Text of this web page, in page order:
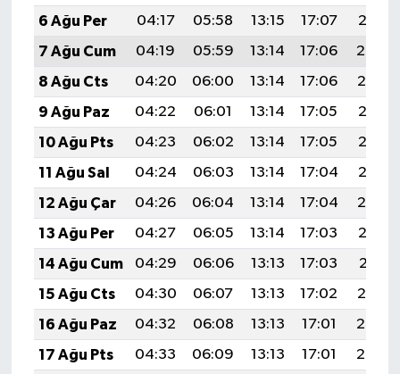
6 Ağu Per
04:17 05:58 13:15 17:07
20:21
7 Ağu Cum
04:19 05:59 13:14 17:06
20:20
8 Ağu Cts
04:20 06:00 13:14 17:06
20:19
9 Ağu Paz
04:22 06:01 13:14 17:05
20:18
10 Ağu Pts
04:23 06:02 13:14 17:05
20:16
11 Ağu Sal
04:24 06:03 13:14 17:04
20:15
12 Ağu Çar
04:26 06:04 13:14 17:04
20:14
13 Ağu Per
04:27 06:05 13:14 17:03
20:12
14 Ağu Cum
04:29 06:06 13:13 17:03
20:11
15 Ağu Cts
04:30 06:07 13:13 17:02
20:10
16 Ağu Paz
04:32 06:08 13:13 17:01
20:08
17 Ağu Pts
04:33 06:09 13:13 17:01
20:07